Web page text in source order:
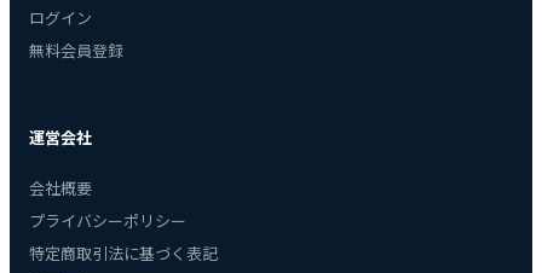
ログイン
無料会員登録
運営会社
会社概要
プライバシーポリシー
特定商取引法に基づく表記